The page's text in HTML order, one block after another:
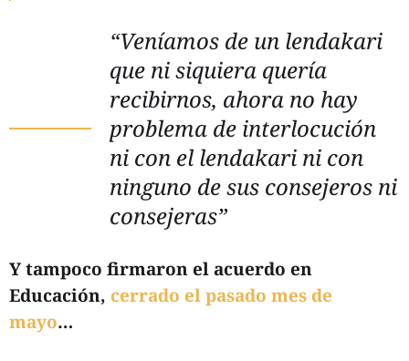
“Veníamos de un lendakari
que ni siquiera quería
recibirnos, ahora no hay
problema de interlocución
ni con el lendakari ni con
ninguno de sus consejeros ni
consejeras”
Y tampoco firmaron el acuerdo en
Educación, cerrado el pasado mes de
mayo…